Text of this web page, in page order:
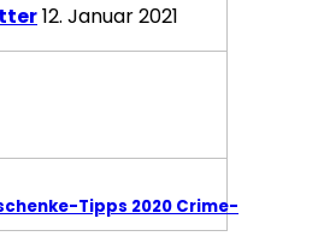
12. Januar 2021
Tipps 2020 Crime-